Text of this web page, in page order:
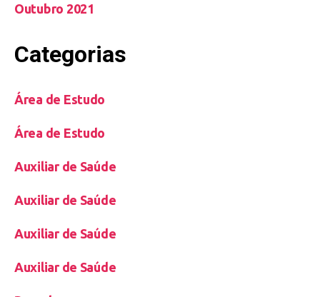
Outubro 2021
Categorias
Área de Estudo
Área de Estudo
Auxiliar de Saúde
Auxiliar de Saúde
Auxiliar de Saúde
Auxiliar de Saúde